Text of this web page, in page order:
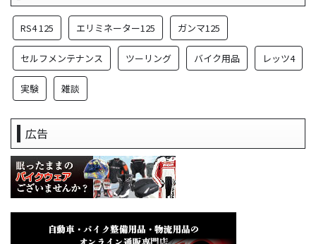
RS4 125 エリミネーター125 ガンマ125
セルフメンテナンス ツーリング バイク用品 レッツ4
実験 雑談
広告